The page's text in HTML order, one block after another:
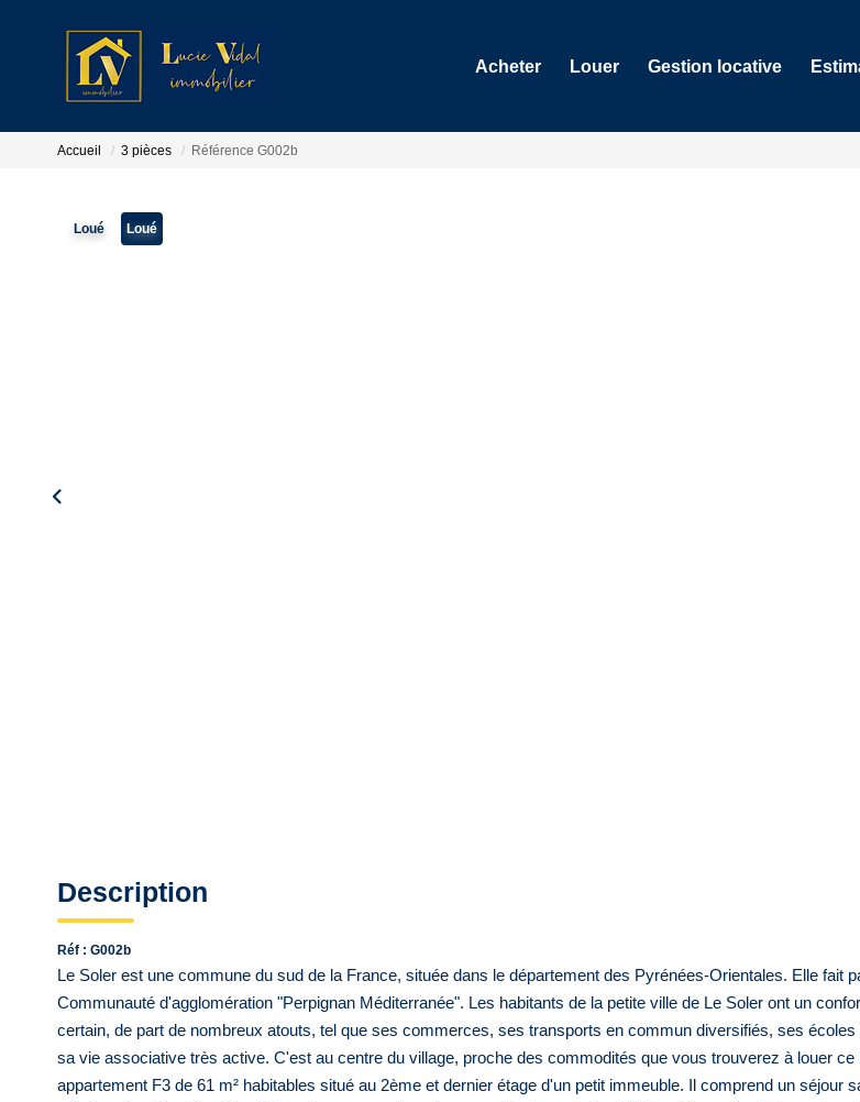
Acheter Louer Gestion locative
Accueil 3 pièces Référence G002b
Loué Loué
Description
Réf : G002b
Le Soler est une commune du sud de la France, située dans le département des Pyrénées-Orientales. Elle fait
Communauté d'agglomération "Perpignan Méditerranée". Les habitants de la petite ville de Le Soler ont un
certain, de part de nombreux atouts, tel que ses commerces, ses transports en commun diversifiés, ses écoles
sa vie associative très active. C'est au centre du village, proche des commodités que vous trouverez à louer ce
appartement F3 de 61 m² habitables situé au 2ème et dernier étage d'un petit immeuble. Il comprend un séjour